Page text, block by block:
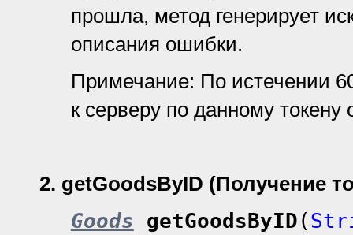
прошла, метод генерирует
описания ошибки.
Примечание: По истечении
к серверу по данному
2. getGoodsByID (Получение
Goods
getGoodsByID (